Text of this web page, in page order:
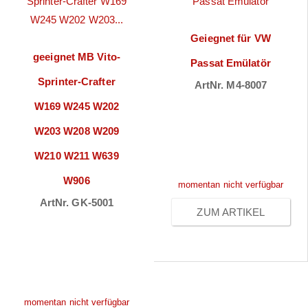
geeignet MB Vito-
Sprinter-Crafter
W169 W245 W202
W203 W208 W209
W210 W211 W639
W906
ArtNr. GK-5001
momentan nicht verfügbar
Geiegnet für VW
Passat Emülatör
ArtNr. M4-8007
momentan nicht verfügbar
ZUM ARTIKEL